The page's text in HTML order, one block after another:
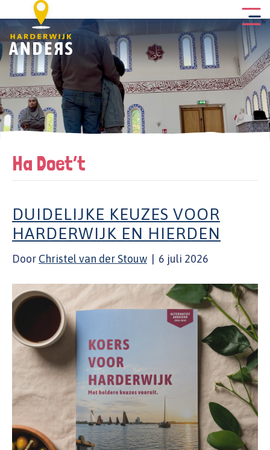
Ha Doet’t
DUIDELIJKE KEUZES VOOR
HARDERWIJK EN HIERDEN
Door Christel van der Stouw | 6 juli 2026